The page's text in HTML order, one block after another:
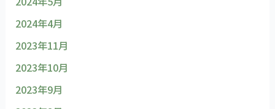
2024年4月
2023年11月
2023年10月
2023年9月